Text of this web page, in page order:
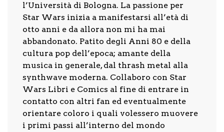
l’Università di Bologna. La passione per
Star Wars inizia a manifestarsi all’età di
otto anni e da allora non mi ha mai
abbandonato. Patito degli Anni 80 e della
cultura pop dell’epoca; amante della
musica in generale, dal thrash metal alla
synthwave moderna. Collaboro con Star
Wars Libri e Comics al fine di entrare in
contatto con altri fan ed eventualmente
orientare coloro i quali volessero muovere
i primi passi all’interno del mondo